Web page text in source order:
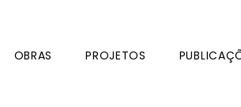
OBRAS PROJETOS